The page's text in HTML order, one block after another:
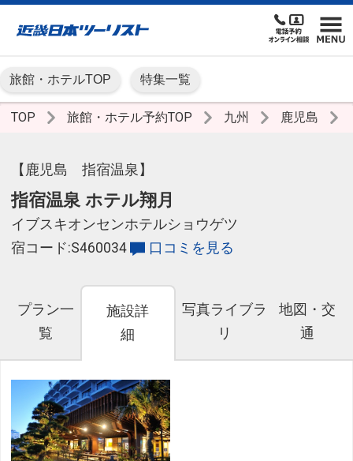
旅館・ホテルTOP 特集一覧
TOP 旅館・ホテル予約TOP 九州 鹿児島
【鹿児島 指宿温泉】
指宿温泉 ホテル翔月
イブスキオンセンホテルショウゲツ
宿コード:S460034
口コミを見る
プラン一
覧
施設詳
細
写真ライブラ
リ
地図・交
通